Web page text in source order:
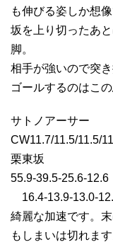
も伸びる姿しか想
坂を上り切ったあ
脚。
相手が強いので突
ゴールするのはこ
サトノアーサー
CW11.7/11.5/11.5/
栗東坂
55.9-39.5-25.6-12.6
16.4-13.9-13.0-
綺麗な加速です。
もしまいは切れます